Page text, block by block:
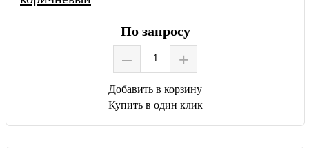
По запросу
– +
Добавить в корзину
Купить в один клик